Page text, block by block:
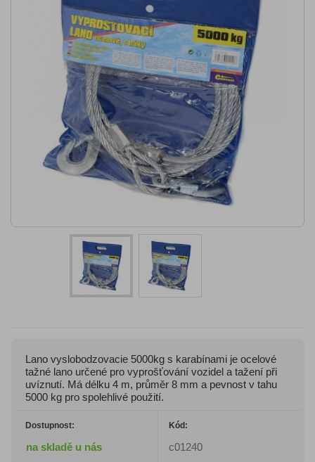
Lano vyslobodzovacie 5000kg s karabínami je ocelové
tažné lano určené pro vyprošťování vozidel a tažení při
uvíznutí. Má délku 4 m, průměr 8 mm a pevnost v tahu
5000 kg pro spolehlivé použití.
Dostupnost:
na skladě u nás
Kód:
c01240